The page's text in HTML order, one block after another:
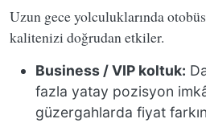
Uzun gece yolculuklarında
kalitenizi doğrudan etkiler.
Business / VIP koltuk:
fazla yatay pozisyon
güzergahlarda fiyat